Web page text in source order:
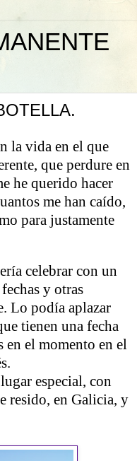
la vida en el que
que perdure en
he querido hacer
me han caído,
para justamente
celebrar con un
y otras
Lo podía aplazar
tienen una fecha
en el momento en el
especial, con
resido, en Galicia, y